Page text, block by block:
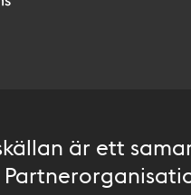
är ett